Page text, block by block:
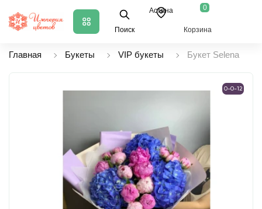
Поиск
Астана 0
Корзина
Главная Букеты VIP букеты Букет Selena
0-0-12